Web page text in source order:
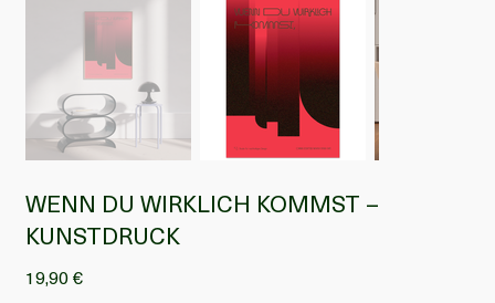
WENN DU WIRKLICH KOMMST –
KUNSTDRUCK
19,90 €